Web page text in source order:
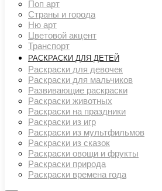
Поп арт
Страны и города
Ню арт
Цветовой акцент
Транспорт
РАСКРАСКИ ДЛЯ ДЕТЕЙ
Раскраски для девочек
Раскраски для мальчиков
Развивающие раскраски
Раскраски животных
Раскраски на праздники
Раскраски из игр
Раскраски из мультфильмов
Раскраски из сказок
Раскраски овощи и фрукты
Раскраски природа
Раскраски времена года